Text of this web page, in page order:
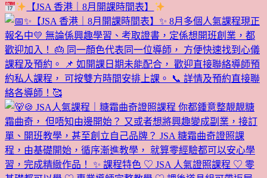
【JSA 香港｜8月開課時間表】